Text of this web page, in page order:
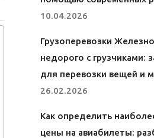
10.04.2026
Грузоперевозки
недорого с грузчиками:
для перевозки вещей и
26.02.2026
Как определить
цены на авиабилеты: